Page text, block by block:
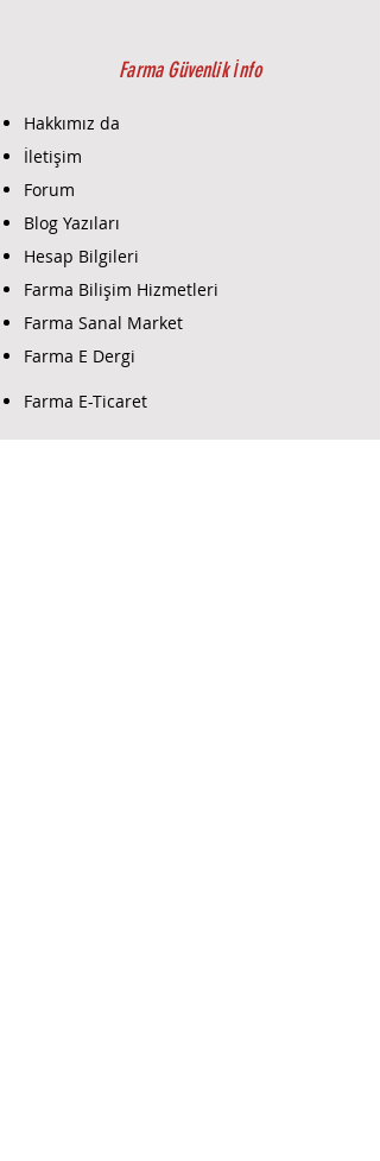
Farma Güvenlik İnfo
Hakkımız da
İletişim
Forum
Blog Yazıları
Hesap Bilgileri
Farma Bilişim Hizmetleri
Farma Sanal Market
Farma E Dergi
Farma E-Ticaret